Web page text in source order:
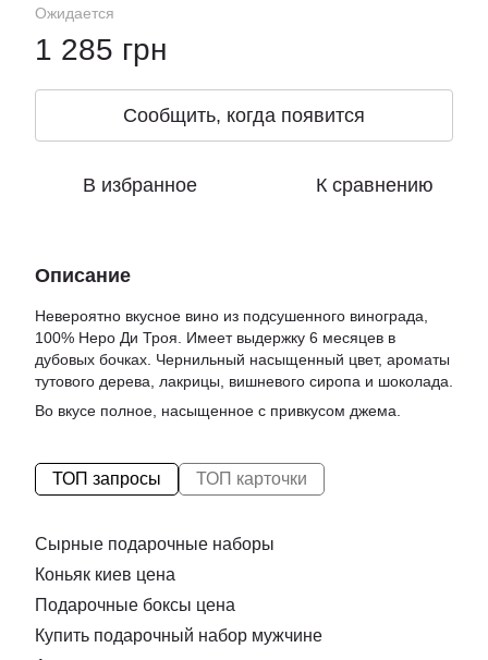
Ожидается
1 285 грн
Сообщить, когда появится
В избранное К сравнению
Описание
Невероятно вкусное вино из подсушенного винограда,
100% Неро Ди Троя. Имеет выдержку 6 месяцев в
дубовых бочках. Чернильный насыщенный цвет, ароматы
тутового дерева, лакрицы, вишневого сиропа и шоколада.
Во вкусе полное, насыщенное с привкусом джема.
ТОП запросы ТОП карточки
Сырные подарочные наборы
Коньяк киев цена
Подарочные боксы цена
Купить подарочный набор мужчине